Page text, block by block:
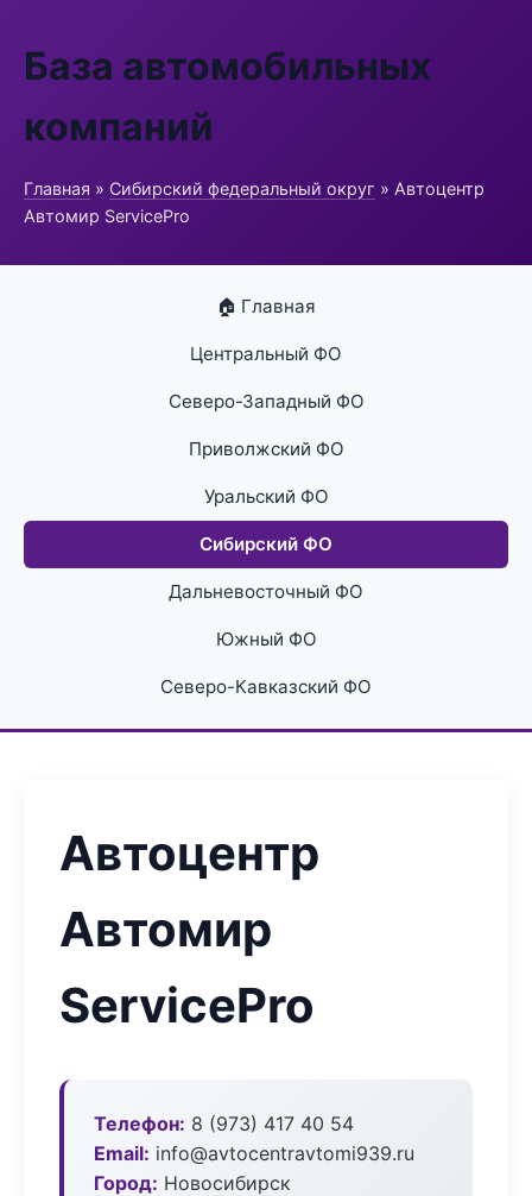
База автомобильных
компаний
Главная » Сибирский федеральный округ » Автоцентр
Автомир ServicePro
🏠 Главная
Центральный ФО
Северо-Западный ФО
Приволжский ФО
Уральский ФО
Сибирский ФО
Дальневосточный ФО
Южный ФО
Северо-Кавказский ФО
Автоцентр
Автомир
ServicePro
Телефон: 8 (973) 417 40 54
Email: info@avtocentravtomi939.ru
Город: Новосибирск